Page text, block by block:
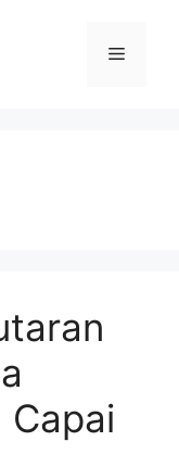
Menu